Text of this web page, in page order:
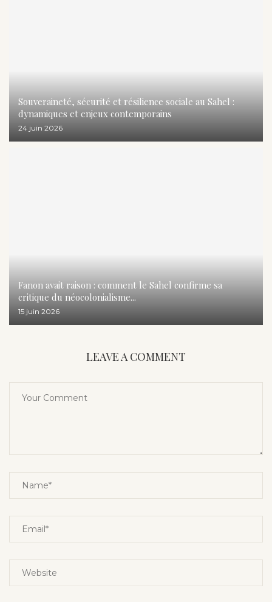
Souveraineté, sécurité et résilience sociale au Sahel :
dynamiques et enjeux contemporains
24 juin 2026
Fanon avait raison : comment le Sahel confirme sa
critique du néocolonialisme...
15 juin 2026
LEAVE A COMMENT